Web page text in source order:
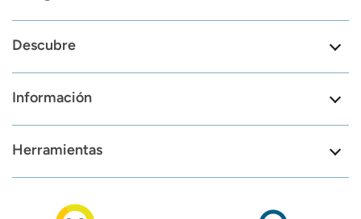
Descubre
Información
Herramientas